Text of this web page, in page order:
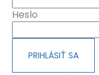
Heslo
PRIHLÁSIŤ SA
u
j
n